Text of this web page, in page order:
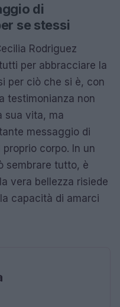
di
se stessi
Rodriguez
per abbracciare la
per ciò che si è, con
testimonianza non
sua vita, ma
messaggio di
corpo. In un
sembrare tutto, è
vera bellezza risiede
capacità di amarci